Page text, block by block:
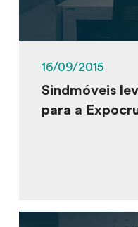
16/09/2015
Sindmóveis
para a